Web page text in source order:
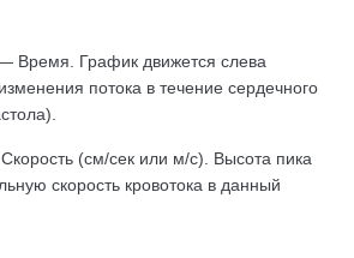
Время. График движется слева
потока в течение сердечного
(см/сек или м/с). Высота пика
скорость кровотока в данный